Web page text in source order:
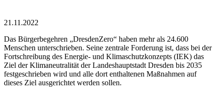
21.11.2022
Das Bürgerbegehren „DresdenZero“ haben mehr als 24.600
Menschen unterschrieben. Seine zentrale Forderung ist, dass bei der
Fortschreibung des Energie- und Klimaschutzkonzepts (IEK) das
Ziel der Klimaneutralität der Landeshauptstadt Dresden bis 2035
festgeschrieben wird und alle dort enthaltenen Maßnahmen auf
dieses Ziel ausgerichtet werden sollen.